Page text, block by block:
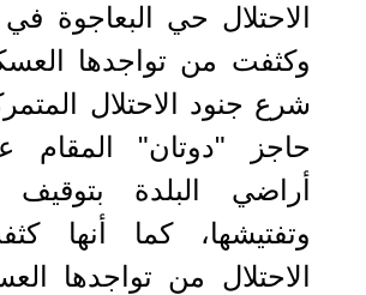
الاحتلال حي البعاجوة
وكثفت من تواجدها
شرع جنود الاحتلال
حاجز "دوتان" المقام
أراضي البلدة بتوقيف
وتفتيشها، كما أنها
الاحتلال من تواجدها